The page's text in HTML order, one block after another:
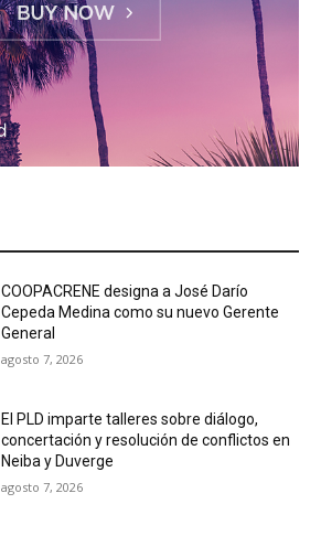
COOPACRENE designa a José Darío
Cepeda Medina como su nuevo Gerente
General
agosto 7, 2026
El PLD imparte talleres sobre diálogo,
concertación y resolución de conflictos en
Neiba y Duverge
agosto 7, 2026